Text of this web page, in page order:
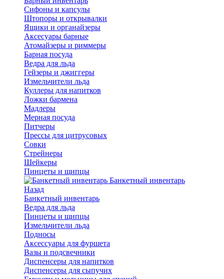
Сифоны и капсулы
Штопоры и открывалки
Ящики и органайзеры
Аксесуары барные
Атомайзеры и риммеры
Барная посуда
Ведра для льда
Гейзеры и джиггеры
Измельчители льда
Куллеры для напитков
Ложки бармена
Мадлеры
Мерная посуда
Питчеры
Прессы для цитрусовых
Совки
Стрейнеры
Шейкеры
Пинцеты и щипцы
Банкетный инвентарь
Назад
Банкетный инвентарь
Ведра для льда
Пинцеты и щипцы
Измельчители льда
Подносы
Аксессуары для фуршета
Вазы и подсвечники
Диспенсеры для напитков
Диспенсеры для сыпучих